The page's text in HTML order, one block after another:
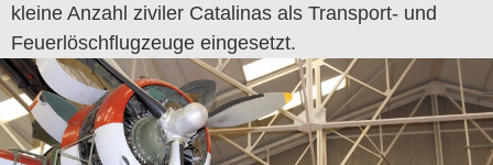
kleine Anzahl ziviler Catalinas als Transport- und
Feuerlöschflugzeuge eingesetzt.